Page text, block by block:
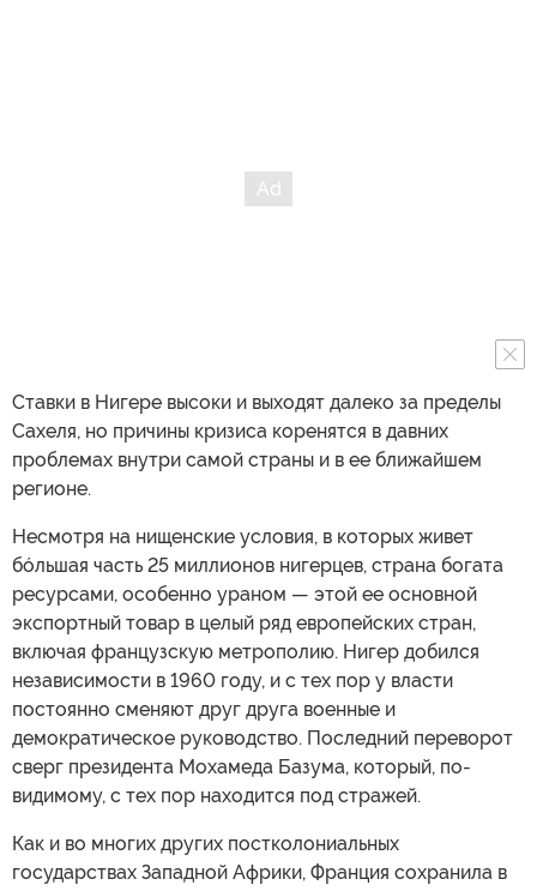
Ставки в Нигере высоки и выходят далеко за пределы
Сахеля, но причины кризиса коренятся в давних
проблемах внутри самой страны и в ее ближайшем
регионе.
Несмотря на нищенские условия, в которых живет
бóльшая часть 25 миллионов нигерцев, страна богата
ресурсами, особенно ураном — этой ее основной
экспортный товар в целый ряд европейских стран,
включая французскую метрополию. Нигер добился
независимости в 1960 году, и с тех пор у власти
постоянно сменяют друг друга военные и
демократическое руководство. Последний переворот
сверг президента Мохамеда Базума, который, по-
видимому, с тех пор находится под стражей.
Как и во многих других постколониальных
государствах Западной Африки, Франция сохранила в